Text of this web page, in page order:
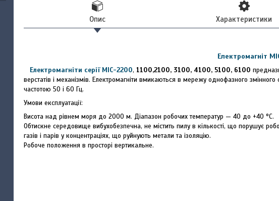
Опис Характеристики
Електромагніт
Електромагніти серії МІС-2200, 1100,2100, 3100, 4100, 5100, 6100
верстатів і механізмів. Електромагніти вмикаються в мережу однофазного
частотою 50 і 60 Гц.
Умови експлуатації:
Висота над рівнем моря до 2000 м. Діапазон робочих температур — 40 до +40 °C.
Обтискне середовище вибухобезпечна, не містить пилу в кількості, що порушує
газів і парів у концентраціях, що руйнують метали та ізоляцію.
Робоче положення в просторі вертикальне.